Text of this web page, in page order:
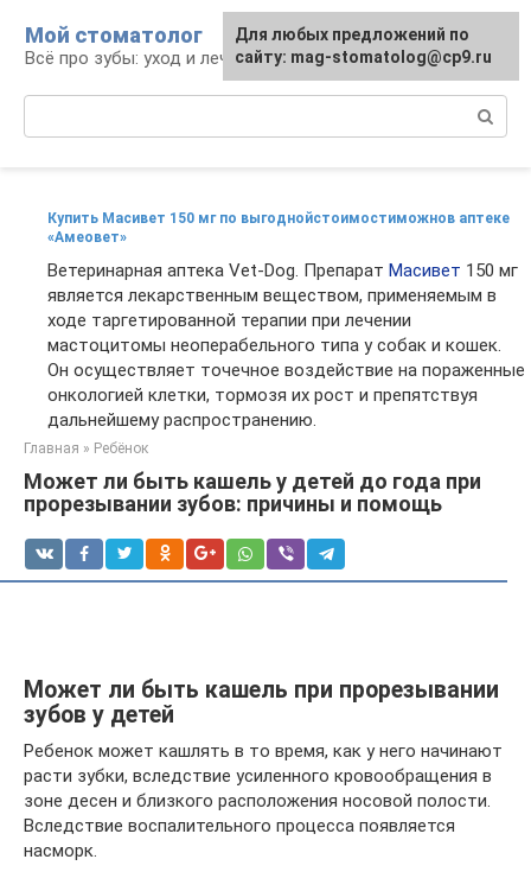
контенту
Мой стоматолог
Всё про зубы: уход и лечение
Купить Масивет 150 мг по выгоднойстоимостиможнов аптеке
«Амеовет»
Ветеринарная аптека Vet-Dog. Препарат Масивет 150 мг
является лекарственным веществом, применяемым в
ходе таргетированной терапии при лечении
мастоцитомы неоперабельного типа у собак и кошек.
Он осуществляет точечное воздействие на пораженные
онкологией клетки, тормозя их рост и препятствуя
дальнейшему распространению.
Главная » Ребёнок
Может ли быть кашель у детей до года при
прорезывании зубов: причины и помощь
Может ли быть кашель при прорезывании
зубов у детей
Ребенок может кашлять в то время, как у него начинают
расти зубки, вследствие усиленного кровообращения в
зоне десен и близкого расположения носовой полости.
Вследствие воспалительного процесса появляется
насморк.
Для любых предложений по
сайту: mag-stomatolog@cp9.ru